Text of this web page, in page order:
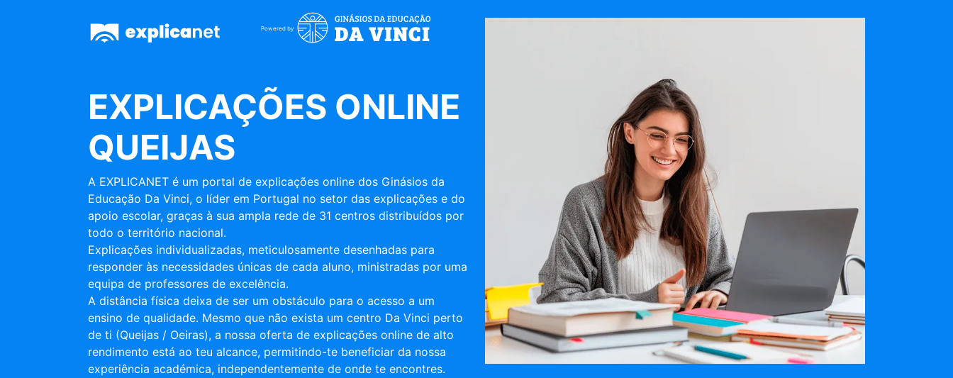
Powered by
EXPLICAÇÕES ONLINE
QUEIJAS
A EXPLICANET é um portal de explicações online dos Ginásios da
Educação Da Vinci, o líder em Portugal no setor das explicações e do
apoio escolar, graças à sua ampla rede de 31 centros distribuídos por
todo o território nacional.
Explicações individualizadas, meticulosamente desenhadas para
responder às necessidades únicas de cada aluno, ministradas por uma
equipa de professores de excelência.
A distância física deixa de ser um obstáculo para o acesso a um
ensino de qualidade. Mesmo que não exista um centro Da Vinci perto
de ti (Queijas / Oeiras), a nossa oferta de explicações online de alto
rendimento está ao teu alcance, permitindo-te beneficiar da nossa
experiência académica, independentemente de onde te encontres.